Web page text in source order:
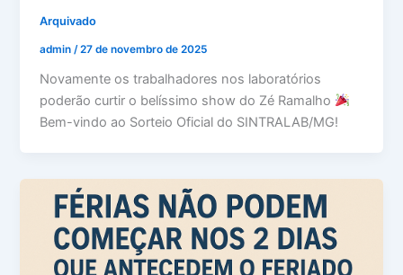
Arquivado
admin/27 de novembro de 2025
Novamente os trabalhadores nos laboratórios
poderão curtir o belíssimo show do Zé Ramalho
Bem-vindo ao Sorteio Oficial do SINTRALAB/MG!